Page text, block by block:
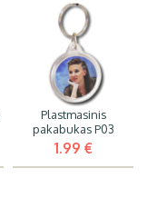
Plastmasinis
pakabukas P03
1.99 €